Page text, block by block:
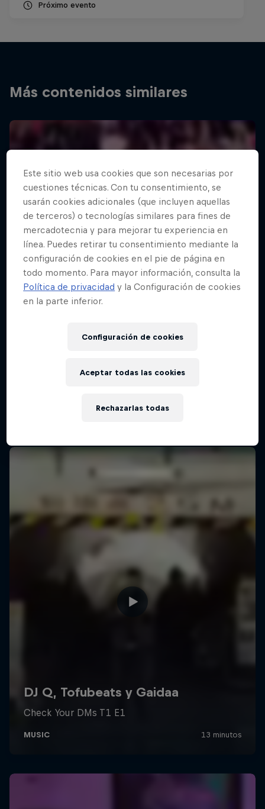
Próximo evento
Más contenidos similares
Este sitio web usa cookies que son necesarias por
cuestiones técnicas. Con tu consentimiento, se
usarán cookies adicionales (que incluyen aquellas
de terceros) o tecnologías similares para fines de
mercadotecnia y para mejorar tu experiencia en
línea. Puedes retirar tu consentimiento mediante la
configuración de cookies en el pie de página en
todo momento. Para mayor información, consulta la
Política de privacidad y la Configuración de cookies
en la parte inferior.
Configuración de cookies
Rechazarlas todas
Aceptar todas las cookies